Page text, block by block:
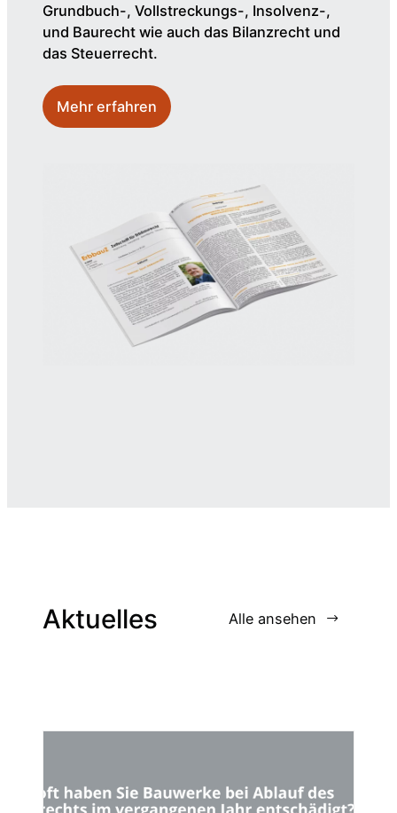
Grundbuch-, Vollstreckungs-, Insolvenz-,
und Baurecht wie auch das Bilanzrecht und
das Steuerrecht.
Mehr erfahren
Aktuelles Alle ansehen